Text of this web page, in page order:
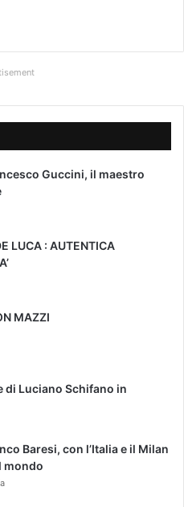
Guccini, il maestro
LUCA : AUTENTICA
MAZZI
di Luciano Schifano in
Baresi, con l’Italia e il Milan
mondo